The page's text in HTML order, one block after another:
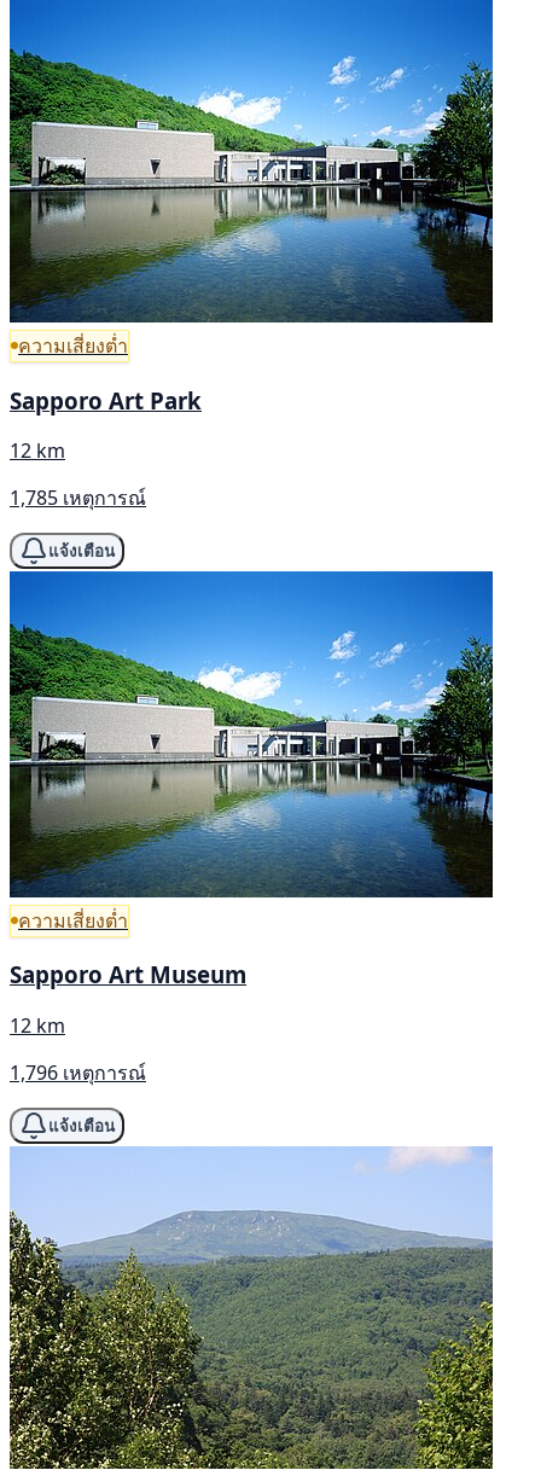
ความเสี่ยงต่ำ
Sapporo Art Park
12 km
1,785 เหตุการณ์
แจ้งเตือน
ความเสี่ยงต่ำ
Sapporo Art Museum
12 km
1,796 เหตุการณ์
แจ้งเตือน